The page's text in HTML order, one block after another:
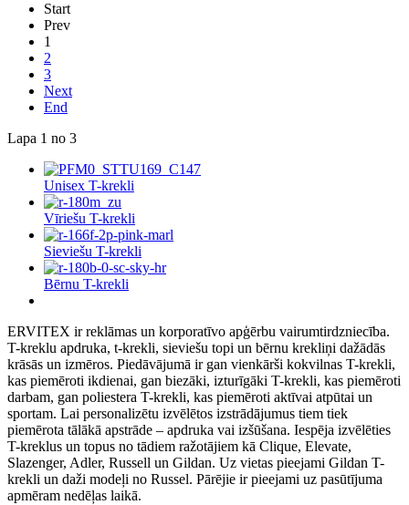
Start
Prev
1
2
3
Next
End
Lapa 1 no 3
Unisex T-krekli
Vīriešu T-krekli
Sieviešu T-krekli
Bērnu T-krekli
ERVITEX ir reklāmas un korporatīvo apģērbu vairumtirdzniecība.
T-kreklu apdruka, t-krekli, sieviešu topi un bērnu krekliņi dažādās
krāsās un izmēros. Piedāvājumā ir gan vienkārši kokvilnas T-krekli,
kas piemēroti ikdienai, gan biezāki, izturīgāki T-krekli, kas piemēroti
darbam, gan poliestera T-krekli, kas piemēroti aktīvai atpūtai un
sportam. Lai personalizētu izvēlētos izstrādājumus tiem tiek
piemērota tālākā apstrāde – apdruka vai izšūšana. Iespēja izvēlēties
T-kreklus un topus no tādiem ražotājiem kā Clique, Elevate,
Slazenger, Adler, Russell un Gildan. Uz vietas pieejami Gildan T-
krekli un daži modeļi no Russel. Pārējie ir pieejami uz pasūtījuma
apmēram nedēļas laikā.